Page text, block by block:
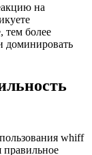
на
тем более
доминировать
whiff
правильное